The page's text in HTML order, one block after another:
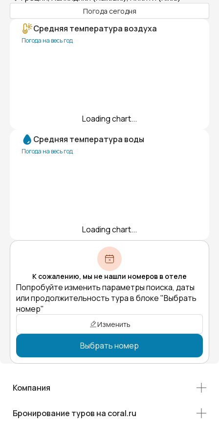
Погода сегодня
Средняя температура воздуха
Погода на весь год
Loading chart...
Средняя температура воды
Погода на весь год
Loading chart...
К сожалению, мы не нашли номеров в отеле
Попробуйте изменить параметры поиска, даты
или продолжительность тура в блоке "Выбрать
номер"
Изменить
Выбрать номер
Компания
Бронирование туров на coral.ru